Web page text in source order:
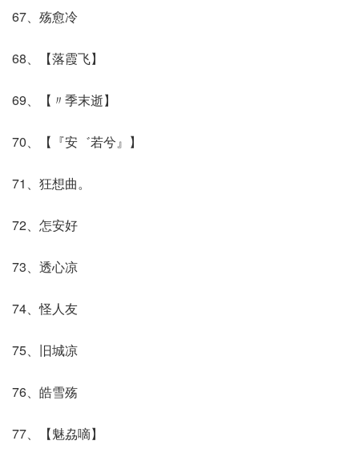
67、殇愈冷
68、【落霞飞】
69、【〃季末逝】
70、【『安゛若兮』】
71、狂想曲。
72、怎安好
73、透心凉
74、怪人友
75、旧城凉
76、皓雪殇
77、【魅劦嘀】